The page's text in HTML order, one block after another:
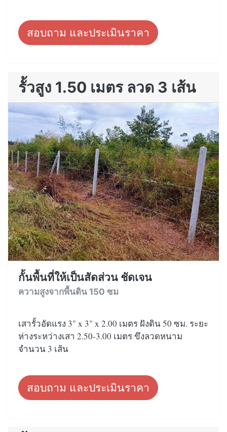
สอบถาม และประเมินราคา
รั้วสูง 1.50 เมตร ลวด 3 เส้น
กั้นพื้นที่ให้เป็นสัดส่วน ชัดเจน
ความสูงจากพื้นดิน 150 ซม
เสารั้วอัดแรง 3" x 3" x 2.00 เมตร ฝังดิน 50 ซม. ระยะ
ห่างระหว่างเสา 2.50-3.00 เมตร ขึงลวดหนาม
จำนวน 3 เส้น
สอบถาม และประเมินราคา